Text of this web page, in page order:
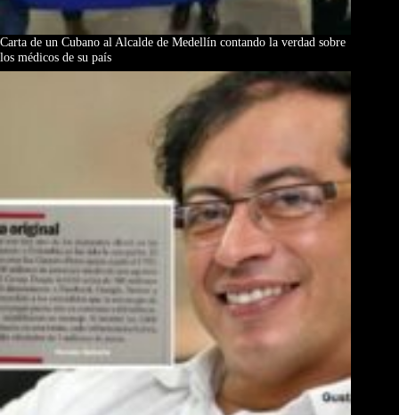
Carta de un Cubano al Alcalde de Medellín contando la verdad sobre
los médicos de su país